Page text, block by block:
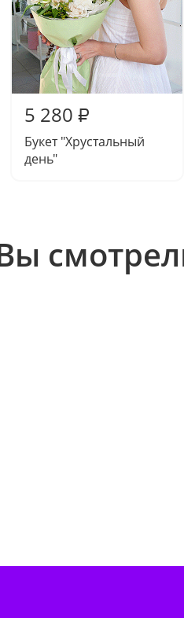
5 280 ₽
Букет "Хрустальный
день"